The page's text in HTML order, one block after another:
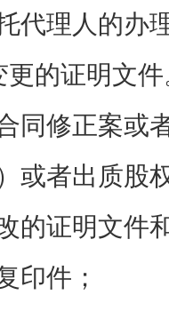
代理人的办
的证明文
同修正案或
或者出质股
的证明文件
印件；